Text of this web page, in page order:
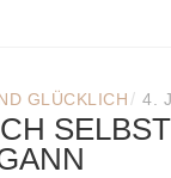
GLÜCKLICH / 4.